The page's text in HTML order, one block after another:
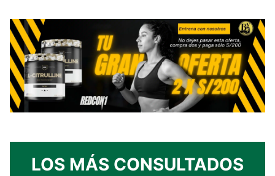
LOS MÁS CONSULTADOS